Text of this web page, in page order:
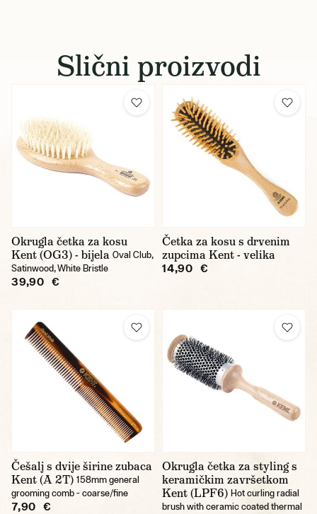
Slični proizvodi
Okrugla četka za kosu
Kent (OG3) - bijela Oval Club,
Satinwood, White Bristle
39,90 €
Četka za kosu s drvenim
zupcima Kent - velika
14,90 €
Češalj s dvije širine zubaca
Kent (A 2T) 158mm general
grooming comb - coarse/fine
7,90 €
Okrugla četka za styling s
keramičkim završetkom
Kent (LPF6) Hot curling radial
brush with ceramic coated thermal